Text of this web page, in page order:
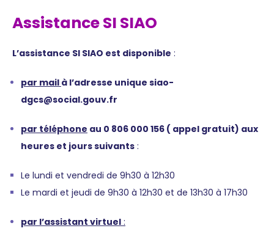
Assistance SI SIAO
L’assistance SI SIAO est disponible :
par mail à l’adresse unique siao-
dgcs@social.gouv.fr
par téléphone au 0 806 000 156 ( appel gratuit) aux
heures et jours suivants :
Le lundi et vendredi de 9h30 à 12h30
Le mardi et jeudi de 9h30 à 12h30 et de 13h30 à 17h30
par l’assistant virtuel :